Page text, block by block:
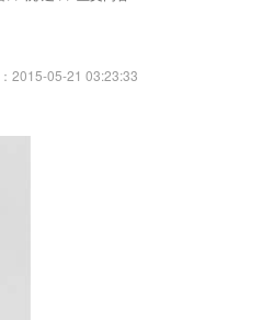
05-21 03:23:33